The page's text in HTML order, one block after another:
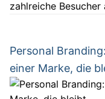
zahlreiche Besucher
Personal
einer Marke, die